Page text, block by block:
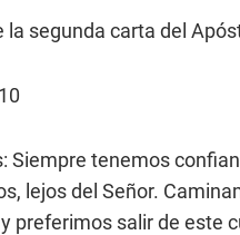
la segunda carta del
Siempre tenemos
lejos del Señor.
preferimos salir de este